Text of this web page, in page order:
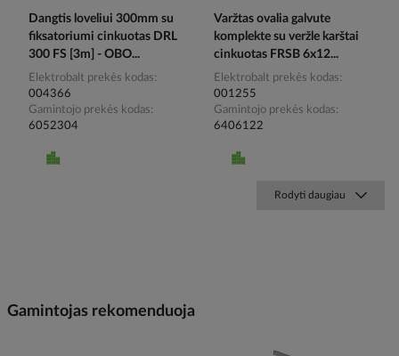
Dangtis loveliui 300mm su
fiksatoriumi cinkuotas DRL
300 FS [3m] - OBO...
Elektrobalt prekės kodas
004366
Gamintojo prekės kodas
6052304
Varžtas ovalia galvute
komplekte su veržle karštai
cinkuotas FRSB 6x12...
Elektrobalt prekės kodas
001255
Gamintojo prekės kodas
6406122
Rodyti daugiau
Gamintojas rekomenduoja